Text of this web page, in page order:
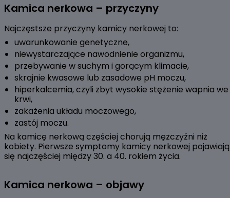
Kamica nerkowa – przyczyny
Najczęstsze przyczyny kamicy nerkowej to:
uwarunkowanie genetyczne,
niewystarczające nawodnienie organizmu,
przebywanie w suchym i gorącym klimacie,
skrajnie kwasowe lub zasadowe pH moczu,
hiperkalcemia, czyli zbyt wysokie stężenie wapnia we
krwi,
zakażenia układu moczowego,
zastój moczu.
Na kamicę nerkową częściej chorują mężczyźni niż
kobiety. Pierwsze symptomy kamicy nerkowej pojawiają
się najczęściej między 30. a 40. rokiem życia.
Kamica nerkowa – objawy